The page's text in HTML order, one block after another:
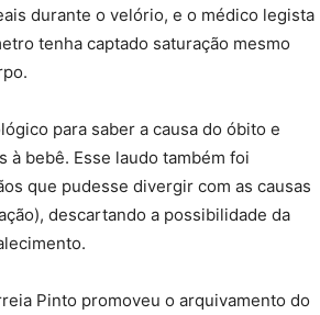
durante o velório, e o médico legista
tenha captado saturação mesmo
para saber a causa do óbito e
bebê. Esse laudo também foi
que pudesse divergir com as causas
descartando a possibilidade da
Pinto promoveu o arquivamento do